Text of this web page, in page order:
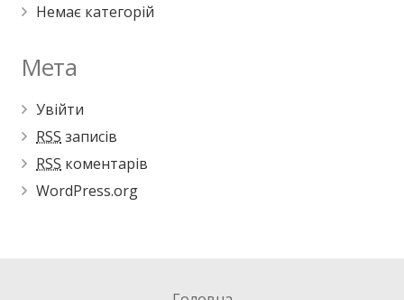
Немає категорій
Мета
Увійти
RSS записів
RSS коментарів
WordPress.org